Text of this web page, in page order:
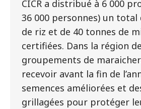
CICR a distribué à 6 000
36 000 personnes) un total
de riz et de 40 tonnes de
certifiées. Dans la région
groupements de
recevoir avant la fin de
semences améliorées et
grillagées pour protéger